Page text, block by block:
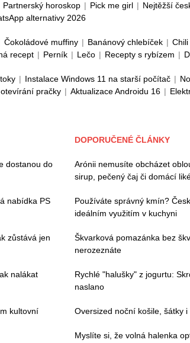
Partnerský horoskop | Pick me girl | Nejtěžší
alternativy 2026
Čokoládové muffiny | Banánový chlebíček |
recept | Perník | Lečo | Recepty s rybízem |
| Instalace Windows 11 na starší počítač |
pračky | Aktualizace Androidu 16 |
dostanou do
nabídka PS
zůstává jen
nalákat
kultovní
DOPORUČENÉ ČLÁNKY
Arónii nemusíte obcházet
sirup, pečený čaj či domácí
Používáte správný kmín?
ideálním využitím v kuchyni
Škvarková pomazánka bez
nerozeznáte
Rychlé "halušky" z jogurtu:
naslano
Oversized noční košile, šátky
Myslíte si, že volná halenka